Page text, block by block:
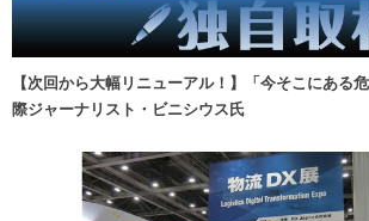
【次回から大幅リニューアル！】「今そこにあ
際ジャーナリスト・ビニシウス氏